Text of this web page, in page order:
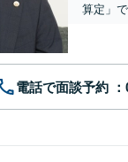
算定」
電話で面談予約